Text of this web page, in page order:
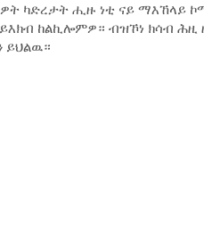
ካድረታት ሒዙ ነቲ ናይ ማእኸላይ
ከልኪሎምዎ። ብዝኾነ ክሳብ ሕዚ
ይህልዉ።